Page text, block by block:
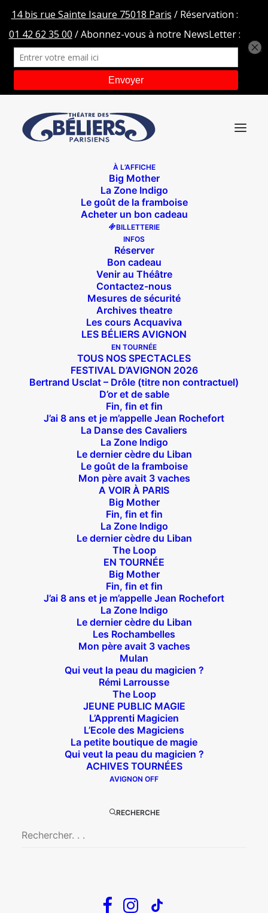
À L’AFFICHE
Big Mother
La Zone Indigo
Le goût de la framboise
Acheter un bon cadeau
BILLETTERIE
INFOS
Réserver
Bon cadeau
Venir au Théâtre
Contactez-nous
Mesures de sécurité
Archives theatre
Les cours Acquaviva
LES BÉLIERS AVIGNON
EN TOURNÉE
TOUS NOS SPECTACLES
FESTIVAL D’AVIGNON 2026
Bertrand Usclat – Drôle (titre non contractuel)
D’or et de sable
Fin, fin et fin
J’ai 8 ans et je m’appelle Jean Rochefort
La Danse des Cavaliers
La Zone Indigo
Le dernier cèdre du Liban
Le goût de la framboise
Mon père avait 3 vaches
A VOIR À PARIS
Big Mother
Fin, fin et fin
La Zone Indigo
Le dernier cèdre du Liban
The Loop
EN TOURNÉE
Big Mother
Fin, fin et fin
J’ai 8 ans et je m’appelle Jean Rochefort
La Zone Indigo
Le dernier cèdre du Liban
Les Rochambelles
Mon père avait 3 vaches
Mulan
Qui veut la peau du magicien ?
Rémi Larrousse
The Loop
JEUNE PUBLIC MAGIE
L’Apprenti Magicien
L’Ecole des Magiciens
La petite boutique de magie
Qui veut la peau du magicien ?
ACHIVES TOURNÉES
AVIGNON OFF
RECHERCHE
Nostalgie
Ocean dans Chatons Violents
Suivez nous !
Théâtre des Béliers Parisiens
14 bis rue Sainte Isaure 75018 Paris
Joffrin / Simplon – Loc :01 42 62 35 00
À l’affiche
Big Mother
La Zone Indigo
Le goût de la framboise
Fin, fin et fin
The Loop
En tournée
Big Mother
Confidences d’un illusionniste